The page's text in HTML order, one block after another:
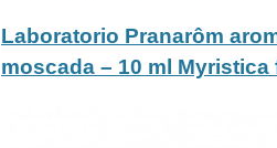
Laboratorio Pranarôm
moscada – 10 ml Myristica